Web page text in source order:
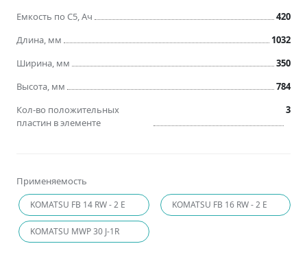
Емкость по C5, Ач
420
Длина, мм
1032
Ширина, мм
350
Высота, мм
784
Применяемость
KOMATSU FB 14 RW - 2 E KOMATSU FB 16 RW - 2 E
KOMATSU MWP 30 J-1R
Кол-во положительных
пластин в элементе
3